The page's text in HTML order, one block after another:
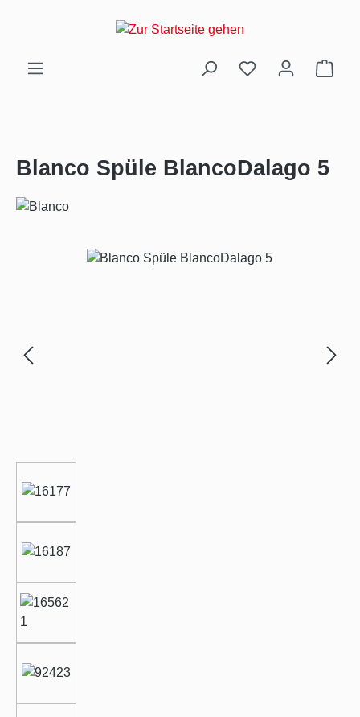
Zum Hauptinhalt springen
Blanco Spüle BlancoDalago 5
Bildergalerie überspringen